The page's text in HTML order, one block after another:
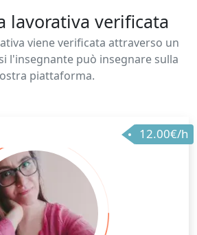
lavorativa verificata
viene verificata attraverso un
l'insegnante può insegnare sulla
piattaforma.
12.00€/h